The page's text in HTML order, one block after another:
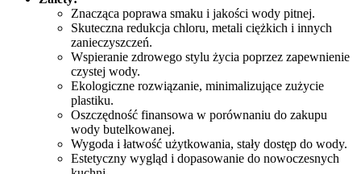
Znacząca poprawa smaku i jakości wody pitnej.
Skuteczna redukcja chloru, metali ciężkich i innych
zanieczyszczeń.
Wspieranie zdrowego stylu życia poprzez zapewnienie
czystej wody.
Ekologiczne rozwiązanie, minimalizujące zużycie
plastiku.
Oszczędność finansowa w porównaniu do zakupu
wody butelkowanej.
Wygoda i łatwość użytkowania, stały dostęp do wody.
Estetyczny wygląd i dopasowanie do nowoczesnych